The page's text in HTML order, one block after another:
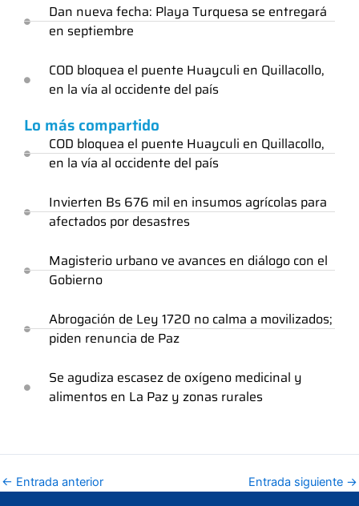
Dan nueva fecha: Playa Turquesa se entregará
en septiembre
COD bloquea el puente Huayculi en Quillacollo,
en la vía al occidente del país
Lo más compartido
COD bloquea el puente Huayculi en Quillacollo,
en la vía al occidente del país
Invierten Bs 676 mil en insumos agrícolas para
afectados por desastres
Magisterio urbano ve avances en diálogo con el
Gobierno
Abrogación de Ley 1720 no calma a movilizados;
piden renuncia de Paz
Se agudiza escasez de oxígeno medicinal y
alimentos en La Paz y zonas rurales
← Entrada anterior Entrada siguiente →